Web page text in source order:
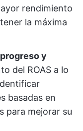
rendimiento
la máxima
y
del ROAS a lo
basadas en
para mejorar su